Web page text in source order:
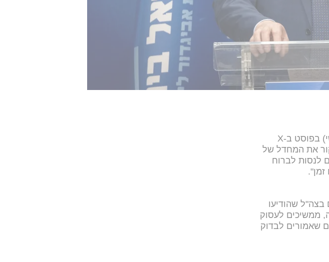
יושב ראש ישראל ביתנו חבר הכנסת אביגדור ליברמן כתב היום (שלישי) בפוסט ב-X
את המחדל של
לנסות לברוח
שהודיעו
ממשיכים לעסוק
שאמורים לבדוק